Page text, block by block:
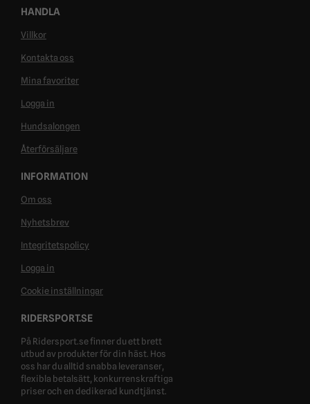
HANDLA
Villkor
Kontakta oss
Mina favoriter
Logga in
Hundsalongen
Återförsäljare
INFORMATION
Om oss
Nyhetsbrev
Integritetspolicy
Logga in
Cookie inställningar
RIDERSPORT.SE
På Ridersport.se finner du ett brett
utbud av produkter för din häst. Hos
oss har du alltid snabba leveranser,
flexibla betalsätt, konkurrenskraftiga
priser och en dedikerad kundtjänst.